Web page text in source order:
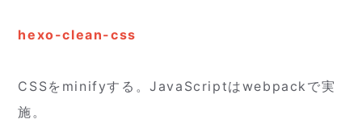
hexo-clean-css
CSSをminifyする。JavaScriptはwebpackで実
施。